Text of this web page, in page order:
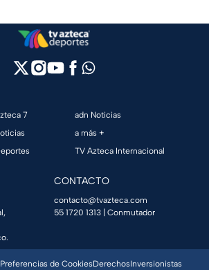
7
adn Noticias
a más +
TV Azteca Internacional
CONTACTO
contacto@tvazteca.com
55 1720 1313 | Conmutador
Preferencias de CookiesDerechosInversionistas